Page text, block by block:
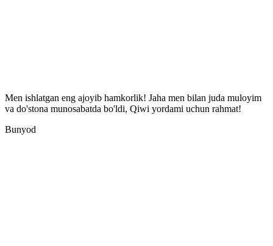
Men ishlatgan eng ajoyib hamkorlik! Jaha men bilan juda muloyim
va do'stona munosabatda bo'ldi, Qiwi yordami uchun rahmat!
Bunyod